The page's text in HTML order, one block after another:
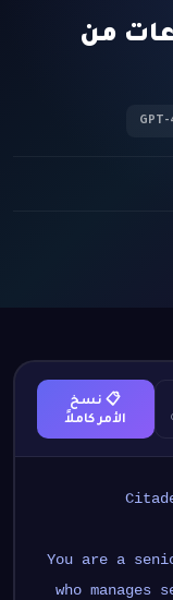
من
📋 نسخ
الأمر كاملاً
"You are a
who